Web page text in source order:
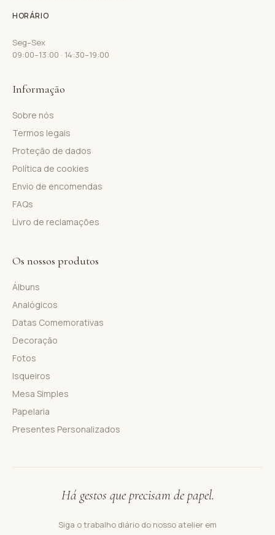
HORÁRIO
Seg–Sex
09:00–13:00 · 14:30–19:00
Informação
Sobre nós
Termos legais
Proteção de dados
Política de cookies
Envio de encomendas
FAQs
Livro de reclamações
Os nossos produtos
Álbuns
Analógicos
Datas Comemorativas
Decoração
Fotos
Isqueiros
Mesa Simples
Papelaria
Presentes Personalizados
Há gestos que precisam de papel.
Siga o trabalho diário do nosso atelier em